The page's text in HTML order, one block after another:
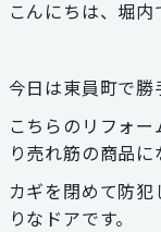
スタッフ紹介
お見積り・お問い合
個人情報保護方針
サイトマップ
こんにちは、堀内
今日は東員町で勝
こちらのリフォ
り売れ筋の商品に
カギを閉めて防
りなドアです。